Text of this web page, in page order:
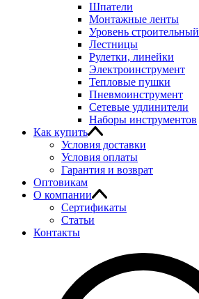
Шпатели
Монтажные ленты
Уровень строительный
Лестницы
Рулетки, линейки
Электроинструмент
Тепловые пушки
Пневмоинструмент
Сетевые удлинители
Наборы инструментов
Как купить
Условия доставки
Условия оплаты
Гарантия и возврат
Оптовикам
О компании
Сертификаты
Статьи
Контакты